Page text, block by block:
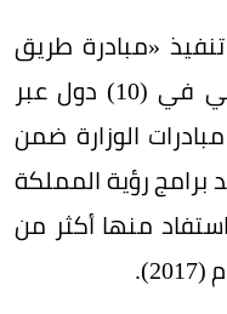
«مبادرة طريق
مكة» للعام الثامن على التوالي في (10) دول عبر
الوزارة ضمن
رؤية المملكة
استفاد منها أكثر من